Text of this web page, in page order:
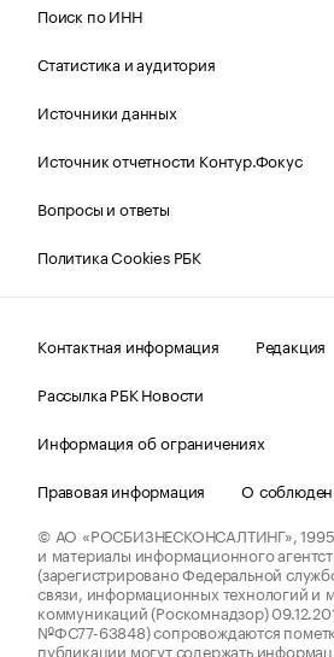
Поиск по ИНН
Статистика и аудитория
Источники данных
Источник отчетности Контур.Фокус
Вопросы и ответы
Политика Cookies РБК
Контактная информация
Редакция
Рассылка РБК Новости
Информация об ограничениях
Правовая информация
О
© АО «РОСБИЗНЕСКОНСАЛТИНГ»,
и материалы информационного
(зарегистрировано Федеральной
связи, информационных технологий и
коммуникаций (Роскомнадзор)
№ФС77-63848) сопровождаются
публикации могут содержать